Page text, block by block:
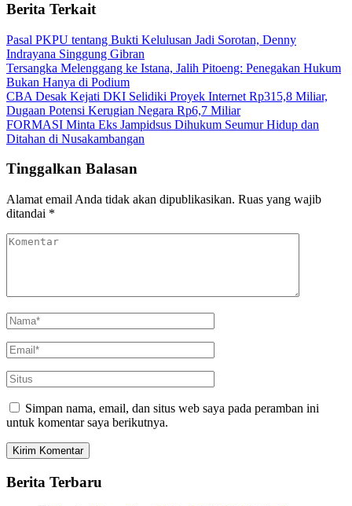
Berita Terkait
Pasal PKPU tentang Bukti Kelulusan Jadi Sorotan, Denny
Indrayana Singgung Gibran
Tersangka Melenggang ke Istana, Jalih Pitoeng: Penegakan Hukum
Bukan Hanya di Podium
CBA Desak Kejati DKI Selidiki Proyek Internet Rp315,8 Miliar,
Dugaan Potensi Kerugian Negara Rp6,7 Miliar
FORMASI Minta Eks Jampidsus Dihukum Seumur Hidup dan
Ditahan di Nusakambangan
Tinggalkan Balasan
Alamat email Anda tidak akan dipublikasikan. Ruas yang wajib
ditandai *
Simpan nama, email, dan situs web saya pada peramban ini
untuk komentar saya berikutnya.
Berita Terbaru